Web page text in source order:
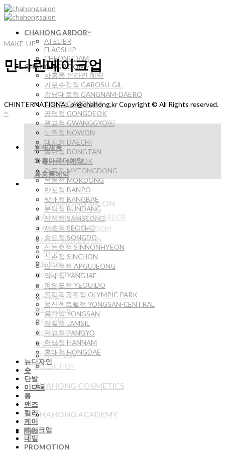
Skip
to
CHAHONG ARDOR
ATELIER
FLAGSHIP
CHEONGDAM
CHAHONG ROOM
차홍룸 온라인 예약
가로수길점 GAROSU-GIL
강남대로점 GANGNAM-DAERO
강남점 GANGNAM
공덕점 GONGDEOK
광교점 GWANGGYO￼
노원점 NOWON
대치점 DAECHI
동탄점 DONGTAN
마곡점 MAGOK
명동점 MYEONGDONG
목동점 MOKDONG
반포점 BANPO
방배점 BANGBAE
분당점 BUNDANG
삼성점 SAMSEONG
서초점 SEOCHO
송도점 SONGDO
신논현점 SINNONHYEON
신촌점 SINCHON
압구정점 APGUJEONG
양재점 YANGJAE
여의도점 YEOUIDO
올림픽공원점 OLYMPIC PARK
용산센트럴점 YONGSAN-CENTRAL
용산점 YONGSAN
잠실점 JAMSIL
판교점 PANGYO
한남점 HANNAM
홍대점 HONGDAE
뉴디자인
숏
단발
미디움
롱
맨즈
컬러
케어
메이크업
네일
PROMOTION
MAKE-UP
만다린메이크업
CHINTERNATIONAL pr@chahong.kr Copyright © All Rights reserved.
인재채용
차홍아르더예약
차홍룸예약
CHAHONG SALON
차홍아르더 CHAHONG ARDOR
차홍룸 CHAHONG ROOM
뉴디자인 NEW DESIGN
숏 SHORT
단발 BOB
미디움 MEDIUM
롱 LONG
맨즈 MAN
컬러 COLOR
케어 CARE
메이크업 MAKEUP
네일NAIL
PROMOTION
COLLECTION
CHAHONG COSMETICS
CHAHONG ACADEMY